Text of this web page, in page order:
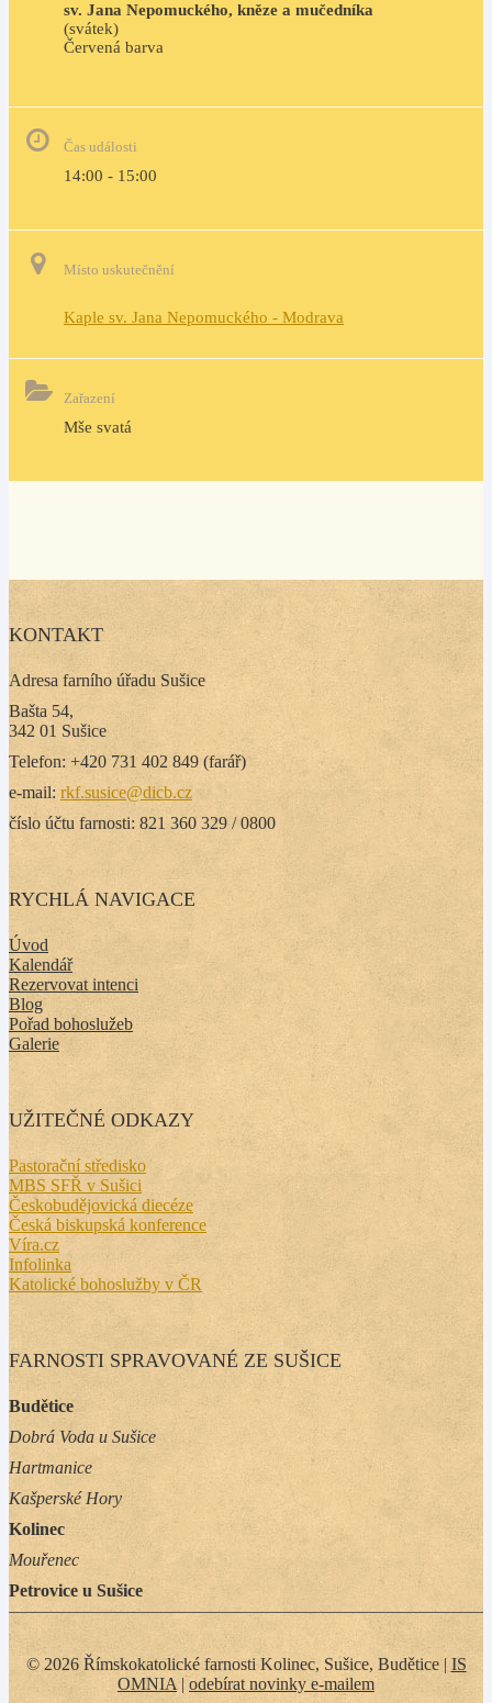
sv. Jana Nepomuckého, kněze a mučedníka
(svátek)
Červená barva
Čas události
14:00 - 15:00
Místo uskutečnění
Kaple sv. Jana Nepomuckého - Modrava
Zařazení
Mše svatá
KONTAKT
Adresa farního úřadu Sušice
Bašta 54,
342 01 Sušice
Telefon: +420 731 402 849 (farář)
e-mail: rkf.susice@dicb.cz
číslo účtu farnosti: 821 360 329 / 0800
RYCHLÁ NAVIGACE
Úvod
Kalendář
Rezervovat intenci
Blog
Pořad bohoslužeb
Galerie
UŽITEČNÉ ODKAZY
Pastorační středisko
MBS SFŘ v Sušici
Českobudějovická diecéze
Česká biskupská konference
Víra.cz
Infolinka
Katolické bohoslužby v ČR
FARNOSTI SPRAVOVANÉ ZE SUŠICE
Budětice
Dobrá Voda u Sušice
Hartmanice
Kašperské Hory
Kolinec
Mouřenec
Petrovice u Sušice
© 2026 Římskokatolické farnosti Kolinec, Sušice, Budětice | IS
OMNIA | odebírat novinky e-mailem